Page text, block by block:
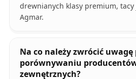
drewnianych klasy premium, tacy
Agmar.
Na co należy zwrócić uwagę
porównywaniu
zewnętrznych?